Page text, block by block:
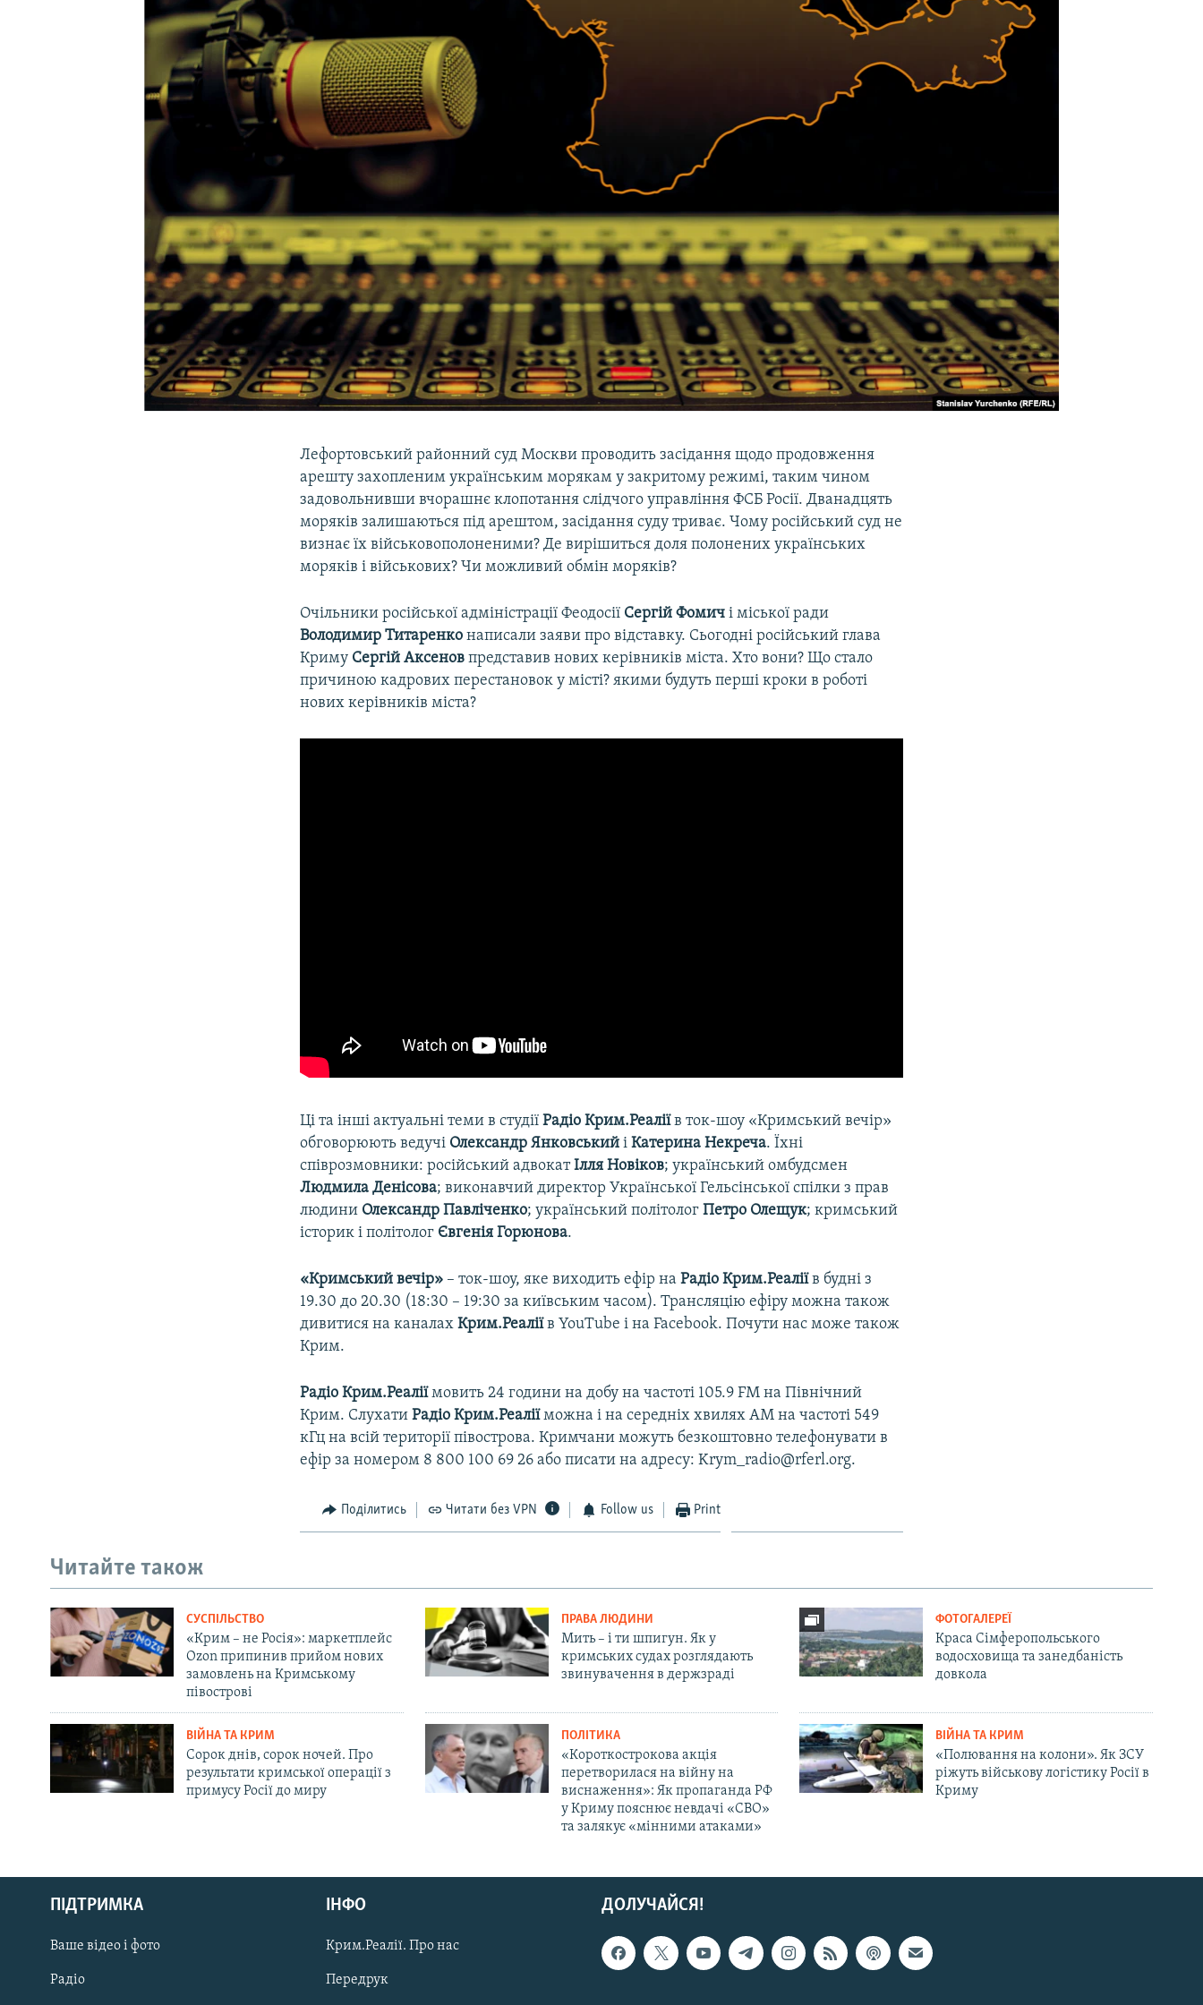
УКРАЇНСЬКА ПРОБЛЕМА КРИМУ
Русский
Qırımtatar
ДОЛУЧАЙСЯ!
Лефортовський районний суд Москви проводить засідання щодо продовження
арешту захопленим українським морякам у закритому режимі, таким чином
задовольнивши вчорашнє клопотання слідчого управління ФСБ Росії. Дванадцять
моряків залишаються під арештом, засідання суду триває. Чому російський суд не
визнає їх військовополоненими? Де вирішиться доля полонених українських
моряків і військових? Чи можливий обмін моряків?
Очільники російської адміністрації Феодосії Сергій Фомич і міської ради
Володимир Титаренко написали заяви про відставку. Сьогодні російський глава
Криму Сергій Аксенов представив нових керівників міста. Хто вони? Що стало
причиною кадрових перестановок у місті? якими будуть перші кроки в роботі
нових керівників міста?
Ці та інші актуальні теми в студіїРадіо Крим.Реаліїв ток-шоу «Кримський вечір»
обговорюють ведучі Олександр Янковський іКатерина Некреча. Їхні
співрозмовники: російський адвокатІлля Новіков; український омбудсмен
Людмила Денісова; виконавчий директор Української Гельсінської спілки з прав
людини Олександр Павліченко; український політологПетро Олещук; кримський
історик і політолог Євгенія Горюнова.
«Кримський вечір» – ток-шоу, яке виходить ефір на Радіо Крим.Реаліїв будні з
19.30 до 20.30 (18:30 – 19:30 за київським часом). Трансляцію ефіру можна також
дивитися на каналахКрим.Реаліїв YouTube і на Facebook. Почути нас може також
Крим.
Радіо Крим.Реаліїмовить 24 години на добу на частоті 105.9 FM на Північний
Крим. СлухатиРадіо Крим.Реаліїможна і на середніх хвилях АМ на частоті 549
кГц на всій території півострова. Кримчани можуть безкоштовно телефонувати в
ефір за номером 8 800 100 69 26 або писати на адресу: Krym_radio@rferl.org.
Поділитись Читати без VPN Follow us Print
Читайте також
СУСПІЛЬСТВО
«Крим – не Росія»: маркетплейс
Ozon припинив прийом нових
замовлень на Кримському
півострові
ПРАВА ЛЮДИНИ
Мить – і ти шпигун. Як у
кримських судах розглядають
звинувачення в держзраді
ФОТОГАЛЕРЕЇ
Краса Сімферопольського
водосховища та занедбаність
довкола
ВІЙНА ТА КРИМ
Сорок днів, сорок ночей. Про
результати кримської операції з
примусу Росії до миру
ПОЛІТИКА
«Короткострокова акція
перетворилася на війну на
виснаження»: Як пропаганда РФ
у Криму пояснює невдачі «СВО»
та залякує «мінними атаками»
ВІЙНА ТА КРИМ
«Полювання на колони». Як ЗСУ
ріжуть військову логістику Росії в
Криму
ДОЛУЧАЙСЯ!
ПІДТРИМКА
Ваше відео і фото
Радіо
ІНФО
Крим.Реалії. Про нас
Передрук